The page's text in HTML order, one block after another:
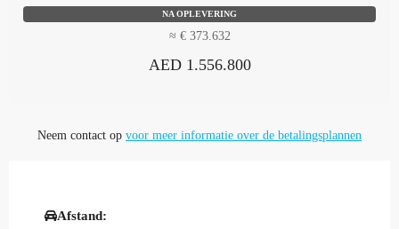
NA OPLEVERING
≈ € 373.632
AED 1.556.800
Neem contact op voor meer informatie over de betalingsplannen
Afstand: